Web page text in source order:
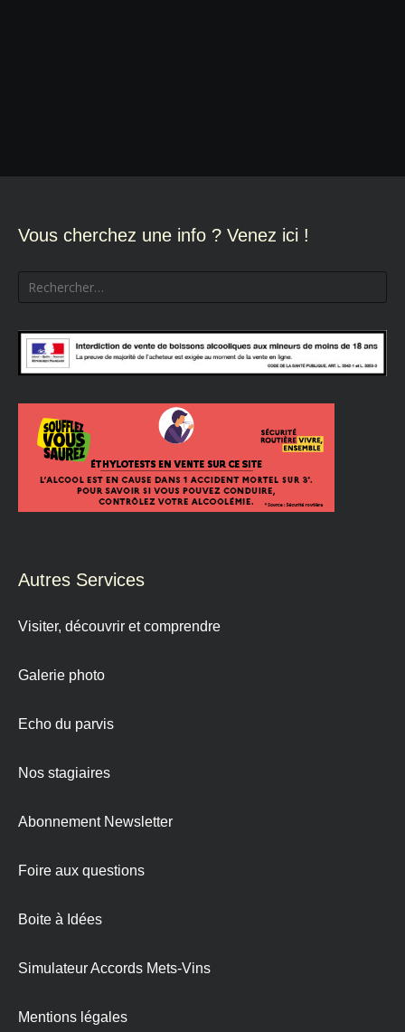
Vous cherchez une info ? Venez ici !
Rechercher :
Autres Services
Visiter, découvrir et comprendre
Galerie photo
Echo du parvis
Nos stagiaires
Abonnement Newsletter
Foire aux questions
Boite à Idées
Simulateur Accords Mets-Vins
Mentions légales